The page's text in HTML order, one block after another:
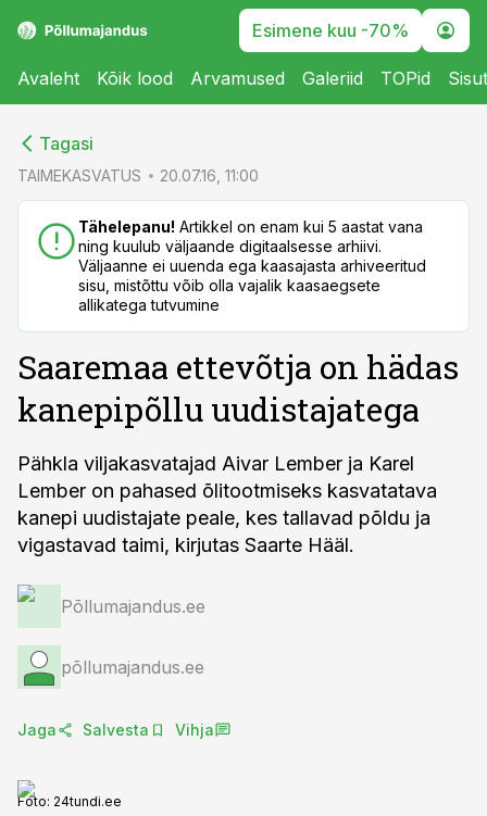
Esimene kuu -70%
Avaleht Kõik lood Arvamused Galeriid TOPid
Tagasi
TAIMEKASVATUS 20.07.16, 11:00
Tähelepanu! Artikkel on enam kui 5 aastat vana
ning kuulub väljaande digitaalsesse arhiivi.
Väljaanne ei uuenda ega kaasajasta arhiveeritud
sisu, mistõttu võib olla vajalik kaasaegsete
allikatega tutvumine
Saaremaa ettevõtja on hädas
kanepipõllu uudistajatega
Pähkla viljakasvatajad Aivar Lember ja Karel
Lember on pahased õlitootmiseks kasvatatava
kanepi uudistajate peale, kes tallavad põldu ja
vigastavad taimi, kirjutas Saarte Hääl.
Põllumajandus.ee
põllumajandus.ee
Jaga Salvesta Vihja
Foto: 24tundi.ee